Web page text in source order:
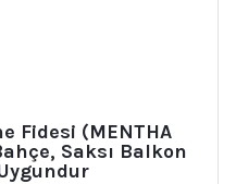
Fidesi (MENTHA
Saksı Balkon